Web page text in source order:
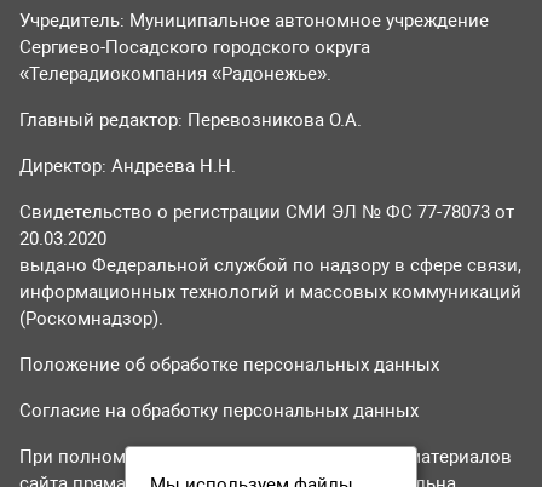
Учредитель: Муниципальное автономное учреждение
Сергиево-Посадского городского округа
«Телерадиокомпания «Радонежье».
Главный редактор: Перевозникова О.А.
Директор: Андреева Н.Н.
Свидетельство о регистрации СМИ ЭЛ № ФС 77-78073 от
20.03.2020
выдано Федеральной службой по надзору в сфере связи,
информационных технологий и массовых коммуникаций
(Роскомнадзор).
Положение об обработке персональных данных
Согласие на обработку персональных данных
При полном или частичном использовании материалов